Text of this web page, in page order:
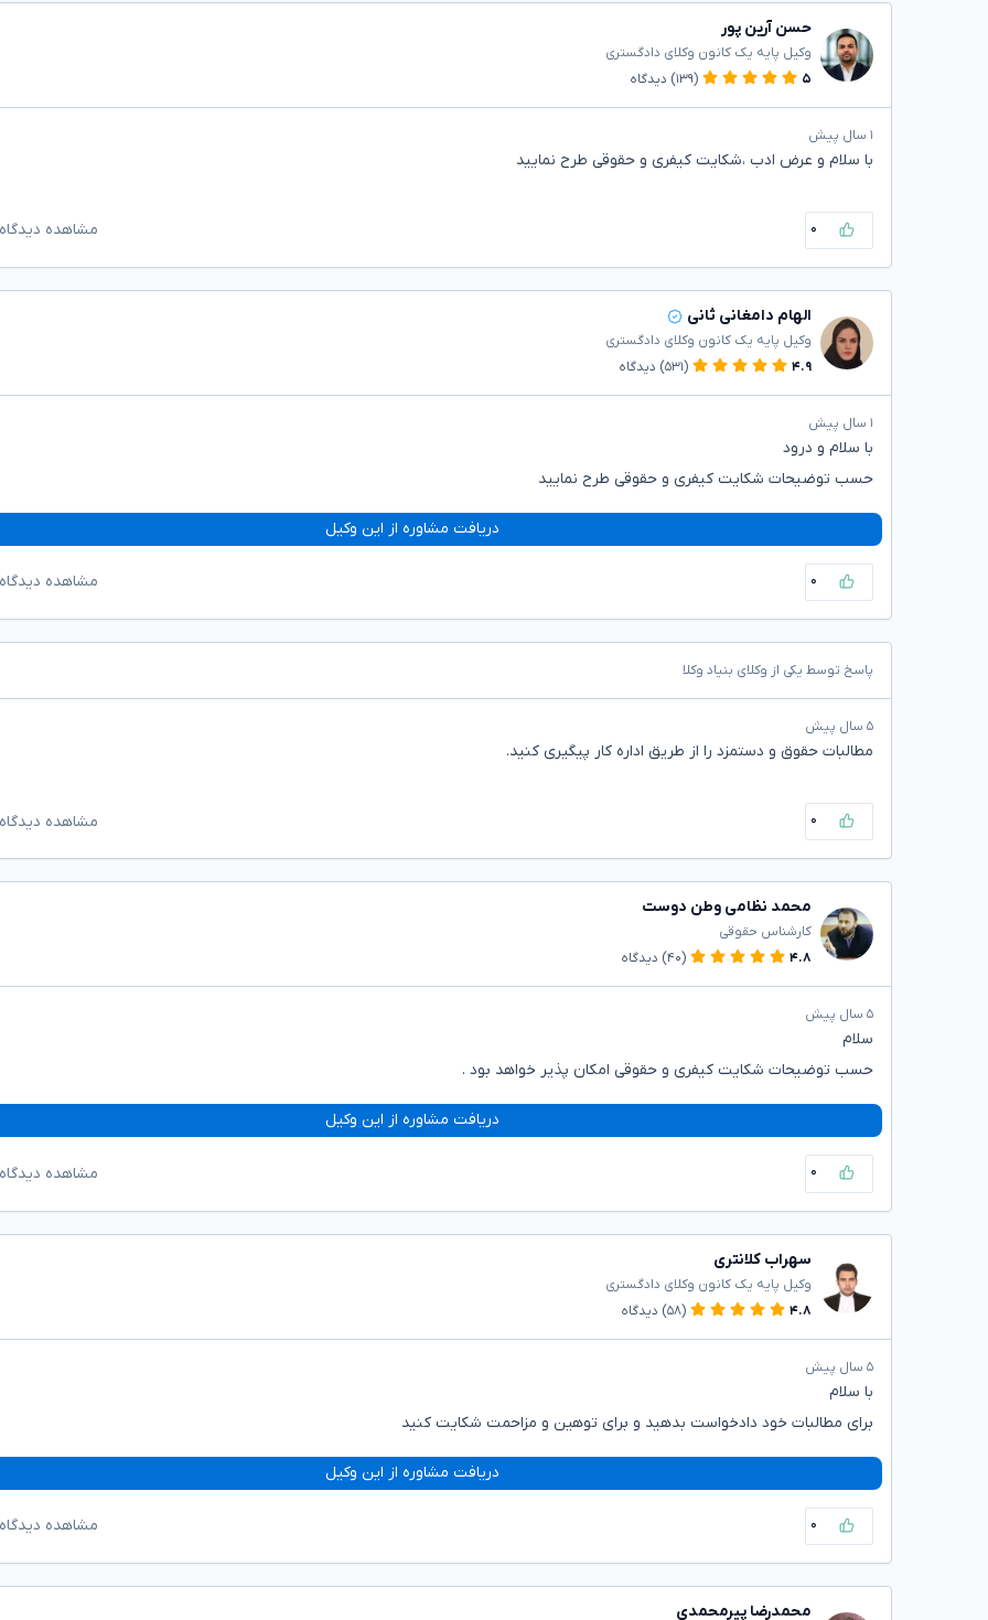
حسن آرین پور
وکیل پایه یک کانون وکلای دادگستری
۵
(۱۳۹) دیدگاه
۱ سال پیش
با سلام و عرض ادب ،شکایت کیفری و حقوقی طرح نمایید
۰ مشاهده
الهام دامغانی ثانی
وکیل پایه یک کانون وکلای دادگستری
۴.۹
(۵۳۱) دیدگاه
۱ سال پیش
با سلام و درود
حسب توضیحات شکایت کیفری و حقوقی طرح نمایید
دریافت مشاوره از این وکیل
۰ مشاهده
پاسخ توسط یکی از وکلای بنیاد وکلا
۵ سال پیش
مطالبات حقوق و دستمزد را از طریق اداره کار پیگیری کنید.
۰ مشاهده
محمد نظامی وطن دوست
کارشناس حقوقی
۴.۸
(۴۰) دیدگاه
۵ سال پیش
سلام
حسب توضیحات شکایت کیفری و حقوقی امکان پذیر خواهد بود .
دریافت مشاوره از این وکیل
۰ مشاهده
سهراب کلانتری
وکیل پایه یک کانون وکلای دادگستری
۴.۸
(۵۸) دیدگاه
۵ سال پیش
با سلام
برای مطالبات خود دادخواست بدهید و برای توهین و مزاحمت شکایت کنید
دریافت مشاوره از این وکیل
۰ مشاهده
محمدرضا پیرمحمدی